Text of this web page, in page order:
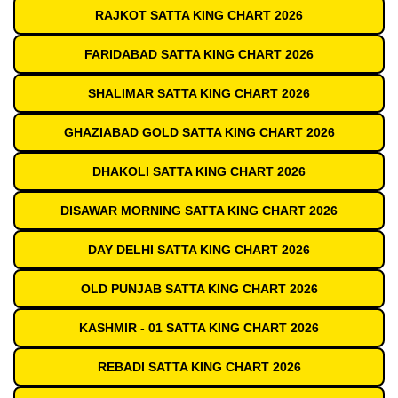
RAJKOT SATTA KING CHART 2026
FARIDABAD SATTA KING CHART 2026
SHALIMAR SATTA KING CHART 2026
GHAZIABAD GOLD SATTA KING CHART 2026
DHAKOLI SATTA KING CHART 2026
DISAWAR MORNING SATTA KING CHART 2026
DAY DELHI SATTA KING CHART 2026
OLD PUNJAB SATTA KING CHART 2026
KASHMIR - 01 SATTA KING CHART 2026
REBADI SATTA KING CHART 2026